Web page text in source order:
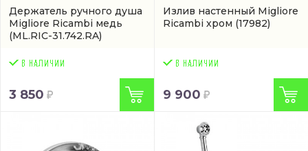
Держатель ручного душа
Migliore Ricambi медь
(ML.RIC-31.742.RA)
3 850
Излив настенный Migliore
Ricambi хром (17982)
9 900